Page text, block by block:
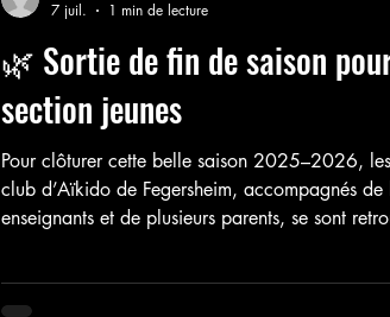
🌿 Sortie de fin de saison
section jeunes
Pour clôturer cette belle saison 2025–2026,
club d’Aïkido de Fegersheim, accompagnés de
enseignants et de plusieurs parents, se sont
découverte du site, les échanges, les rires et un
7 juil. 1 min de lecture